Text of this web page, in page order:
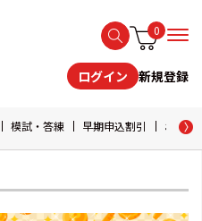
0
ログイン 新規登録
模試・答練 早期申込割引 おため